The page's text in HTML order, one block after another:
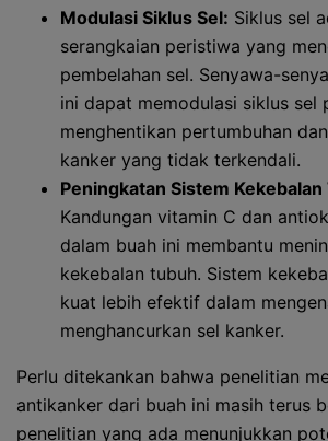
Modulasi Siklus Sel: Siklus sel
serangkaian peristiwa yang
pembelahan sel. Senyawa-
ini dapat memodulasi siklus sel
menghentikan pertumbuhan
kanker yang tidak terkendali.
Peningkatan Sistem Kekebalan
Kandungan vitamin C dan
dalam buah ini membantu
kekebalan tubuh. Sistem
kuat lebih efektif dalam
menghancurkan sel kanker.
Perlu ditekankan bahwa penelitian
antikanker dari buah ini masih terus
penelitian yang ada menunjukkan